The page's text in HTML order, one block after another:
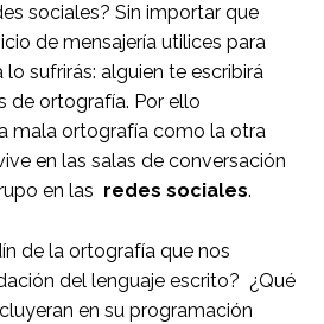
sociales? Sin importar que
de mensajería utilices para
sufrirás: alguien te escribirá
de ortografía. Por ello
mala ortografía como la otra
en las salas de conversación
en las redes sociales.
de la ortografía que nos
del lenguaje escrito? ¿Qué
en su programación